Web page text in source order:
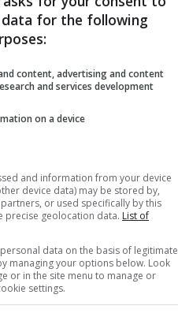
una condizione fisica
per la qualità tecnica,
impiego:
e cinismo sotto
. Se il
e una copertura
assoluta. Non è
data for the following
content, advertising and content
and services development
on a device
and information from your device
device data) may be stored by,
or used specifically by this
precise geolocation data. List of
data on the basis of legitimate
managing your options below. Look
or in the site menu to manage or
settings.